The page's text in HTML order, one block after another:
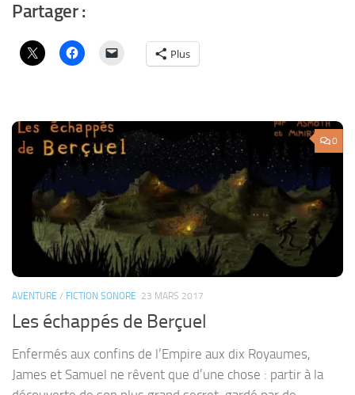
Partager :
Plus
0
AVENTURE / FICTION SONORE 23 MARS 2017
Les échappés de Berçuel
Enfermés aux confins de l’Empire aux dix Royaumes,
James et Samuel ne rêvent que d’une chose : partir à la